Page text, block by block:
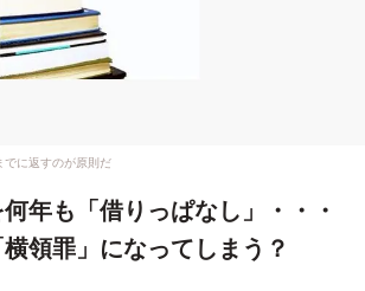
でに返すのが原則だ
年も「借りっぱなし」・・・
領罪」になってしまう？